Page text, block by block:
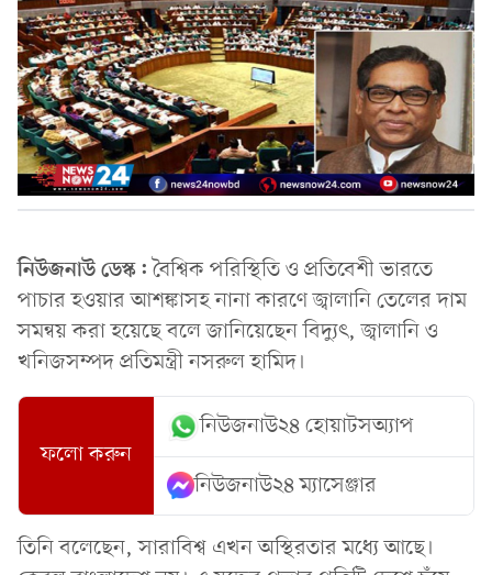
নিউজনাউ ডেস্ক: বৈশ্বিক পরিস্থিতি ও প্রতিবেশী ভারতে
পাচার হওয়ার আশঙ্কাসহ নানা কারণে জ্বালানি তেলের দাম
সমন্বয় করা হয়েছে বলে জানিয়েছেন বিদ্যুৎ, জ্বালানি ও
খনিজসম্পদ প্রতিমন্ত্রী নসরুল হামিদ।
ফলো করুন
নিউজনাউ২৪ হোয়াটসঅ্যাপ
নিউজনাউ২৪ ম্যাসেঞ্জার
তিনি বলেছেন, সারাবিশ্ব এখন অস্থিরতার মধ্যে আছে।